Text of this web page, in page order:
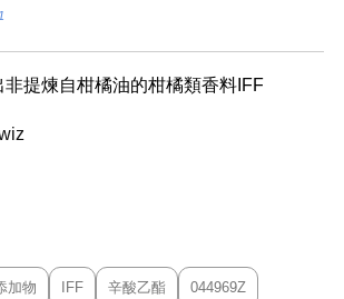
非提煉自柑橘油的柑橘類香料IFF
加物 IFF 辛酸乙酯 044969Z